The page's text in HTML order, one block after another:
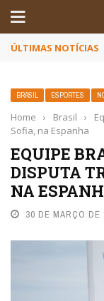
ÚLTIMAS NOTÍCIAS
BRASIL ESPORTES
Home › Brasil ›
Sofia, na Espanha
EQUIPE
DISPUTA
NA
30 DE MARÇO DE